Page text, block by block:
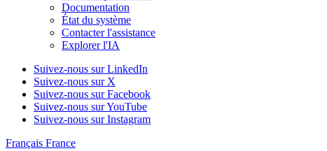
Documentation
État du système
Contacter l'assistance
Explorer l'IA
Suivez-nous sur LinkedIn
Suivez-nous sur X
Suivez-nous sur Facebook
Suivez-nous sur YouTube
Suivez-nous sur Instagram
Français France